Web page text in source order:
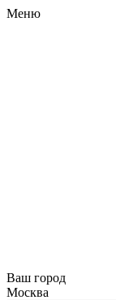
Меню
Ваш город
Москва